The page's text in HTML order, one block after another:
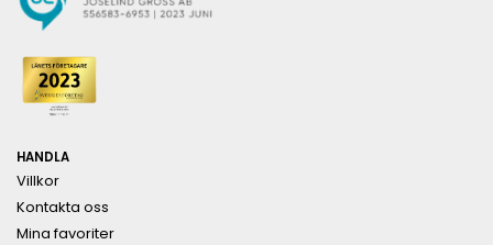
HANDLA
Villkor
Kontakta oss
Mina favoriter